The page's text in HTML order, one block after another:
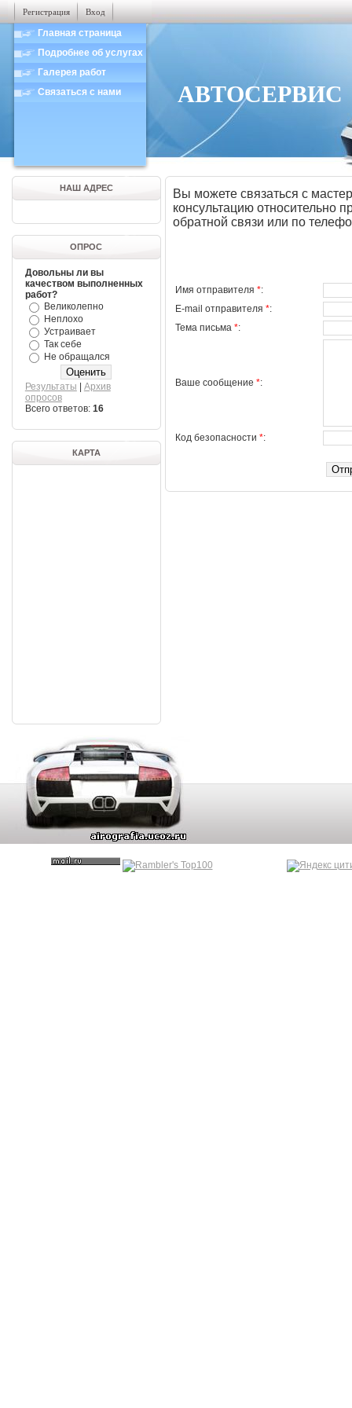
Регистрация Вход
Главная страница
Подробнее об услугах
Галерея работ
Связаться с нами
АВТОСЕРВИС
НАШ АДРЕС
ОПРОС
Довольны ли вы
качеством выполненных
работ?
Великолепно
Неплохо
Устраивает
Так себе
Не обращался
Результаты
Архив
опросов
Всего ответов: 16
КАРТА
Вы можете связаться с
консультацию
обратной связи или по
Имя отправителя *:
E-mail отправителя *:
Тема письма *:
Ваше сообщение *:
Код безопасности *: